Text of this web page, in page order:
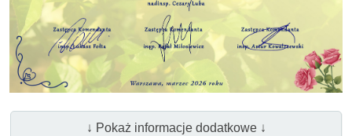
↓ Pokaż informacje dodatkowe ↓